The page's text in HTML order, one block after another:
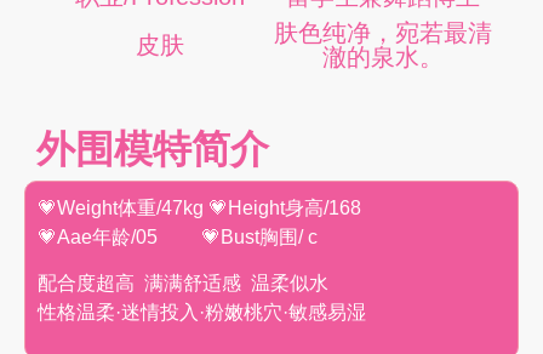
皮肤
肤色纯净，宛若最清
澈的泉水。
外围模特简介
💗Weight体重/47kg 💗Height身高/168
💗Aae年龄/05 💗Bust胸围/ c
配合度超高 满满舒适感 温柔似水
性格温柔·迷情投入·粉嫩桃穴·敏感易湿